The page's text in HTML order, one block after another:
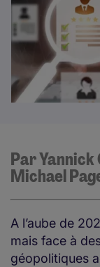
Par
Michael
A l’aube de
mais face à
géopolitiques